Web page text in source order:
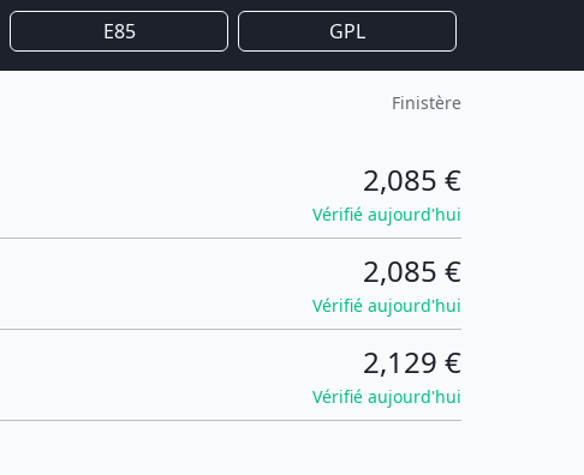
E85 GPL
Finistère
2,085 €
Vérifié aujourd'hui
2,085 €
Vérifié aujourd'hui
2,129 €
Vérifié aujourd'hui